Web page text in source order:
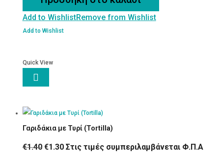
Add to WishlistRemove from Wishlist
Add to Wishlist
Quick View

Γαριδάκια με Τυρί (Tortilla)
€1.40 Original
€1.30ΗΣτις τιμές συμπεριλαμβάνεται Φ.Π.Α